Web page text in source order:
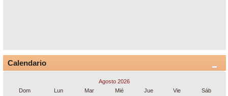
Calendario
Agosto 2026
Dom
Lun Mar Mié Jue Vie
Sáb